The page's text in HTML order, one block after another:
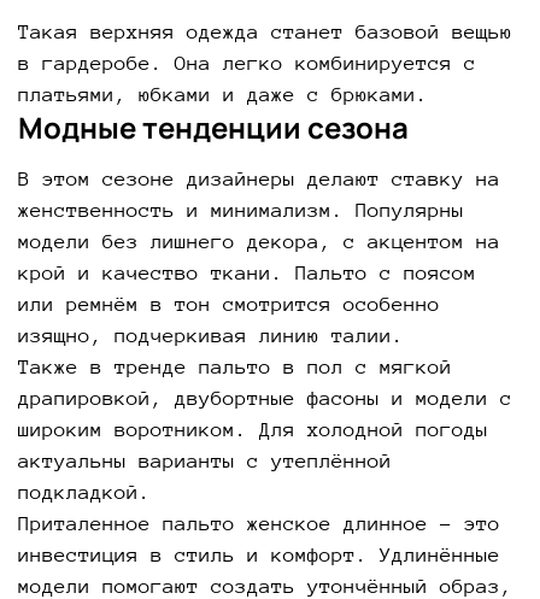
Такая верхняя одежда станет базовой вещью
в гардеробе. Она легко комбинируется с
платьями, юбками и даже с брюками.
Модные тенденции сезона
В этом сезоне дизайнеры делают ставку на
женственность и минимализм. Популярны
модели без лишнего декора, с акцентом на
крой и качество ткани. Пальто с поясом
или ремнём в тон смотрится особенно
изящно, подчеркивая линию талии.
Также в тренде пальто в пол с мягкой
драпировкой, двубортные фасоны и модели с
широким воротником. Для холодной погоды
актуальны варианты с утеплённой
подкладкой.
Приталенное пальто женское длинное – это
инвестиция в стиль и комфорт. Удлинённые
модели помогают создать утончённый образ,